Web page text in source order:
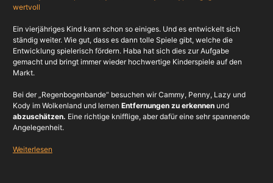
wertvoll
Ein vierjähriges Kind kann schon so einiges. Und es entwickelt sich
ständig weiter. Wie gut, dass es dann tolle Spiele gibt, welche die
Entwicklung spielerisch fördern. Haba hat sich dies zur Aufgabe
gemacht und bringt immer wieder hochwertige Kinderspiele auf den
Markt.
Bei der „Regenbogenbande“ besuchen wir Cammy, Penny, Lazy und
Kody im Wolkenland und lernen Entfernungen zu erkennenund
abzuschätzen. Eine richtige knifflige, aber dafür eine sehr spannende
Angelegenheit.
Weiterlesen